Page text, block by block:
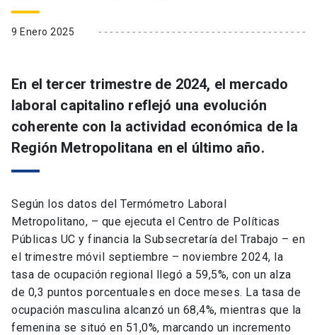
9 Enero 2025
En el tercer trimestre de 2024, el mercado
laboral capitalino reflejó una evolución
coherente con la actividad económica de la
Región Metropolitana en el último año.
Según los datos del Termómetro Laboral
Metropolitano, – que ejecuta el Centro de Políticas
Públicas UC y financia la Subsecretaría del Trabajo – en
el trimestre móvil septiembre – noviembre 2024, la
tasa de ocupación regional llegó a 59,5%, con un alza
de 0,3 puntos porcentuales en doce meses. La tasa de
ocupación masculina alcanzó un 68,4%, mientras que la
femenina se situó en 51,0%, marcando un incremento